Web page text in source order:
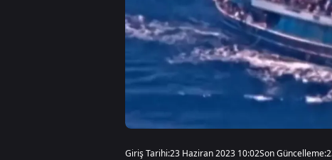
Giriş Tarihi:23 Haziran 2023 10:02Son Güncelleme: